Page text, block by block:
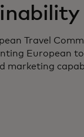
Travel
European
marketing